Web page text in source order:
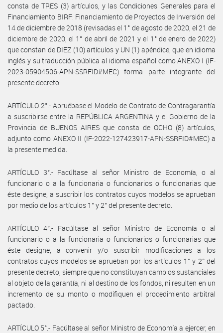
consta de TRES (3) artículos, y las Condiciones Generales para el
Financiamiento BIRF: Financiamiento de Proyectos de Inversión del
14 de diciembre de 2018 (revisadas el 1° de agosto de 2020, el 21 de
diciembre de 2020, el 1° de abril de 2021 y el 1° de enero de 2022)
que constan de DIEZ (10) artículos y UN (1) apéndice, que en idioma
inglés y su traducción pública al idioma español como ANEXO I (IF-
2023-05904506-APN-SSRFID#MEC) forma parte integrante del
presente decreto.
ARTÍCULO 2°.- Apruébase el Modelo de Contrato de Contragarantía
a suscribirse entre la REPÚBLICA ARGENTINA y el Gobierno de la
Provincia de BUENOS AIRES que consta de OCHO (8) artículos,
adjunto como ANEXO II (IF-2022-127423917-APN-SSRFID#MEC) a
la presente medida.
ARTÍCULO 3°.- Facúltase al señor Ministro de Economía, o al
funcionario o a la funcionaria o funcionarios o funcionarias que
éste designe, a suscribir los contratos cuyos modelos se aprueban
por medio de los artículos 1° y 2° del presente decreto.
ARTÍCULO 4°.- Facúltase al señor Ministro de Economía o al
funcionario o a la funcionaria o funcionarios o funcionarias que
éste designe, a convenir y/o suscribir modificaciones a los
contratos cuyos modelos se aprueban por los artículos 1° y 2° del
presente decreto, siempre que no constituyan cambios sustanciales
al objeto de la garantía, ni al destino de los fondos, ni resulten en un
incremento de su monto o modifiquen el procedimiento arbitral
pactado.
ARTÍCULO 5°.- Facúltase al señor Ministro de Economía a ejercer, en